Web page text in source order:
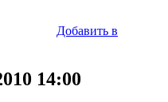
Добавить в
14:00